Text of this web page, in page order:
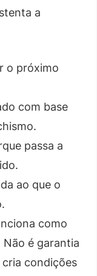
a
o próximo
com base
passa a
ao que o
como
é garantia
condições